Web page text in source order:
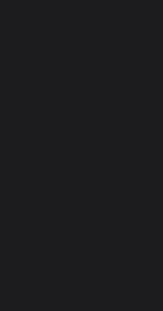
More Detail Games
More Detail Games
More Detail Games